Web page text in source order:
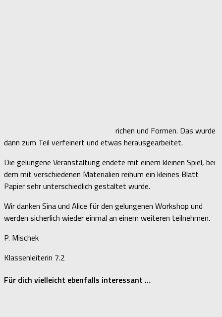
richen und Formen. Das wurde
dann zum Teil verfeinert und etwas herausgearbeitet.
Die gelungene Veranstaltung endete mit einem kleinen Spiel, bei
dem mit verschiedenen Materialien reihum ein kleines Blatt
Papier sehr unterschiedlich gestaltet wurde.
Wir danken Sina und Alice für den gelungenen Workshop und
werden sicherlich wieder einmal an einem weiteren teilnehmen.
P. Mischek
Klassenleiterin 7.2
Für dich vielleicht ebenfalls interessant …